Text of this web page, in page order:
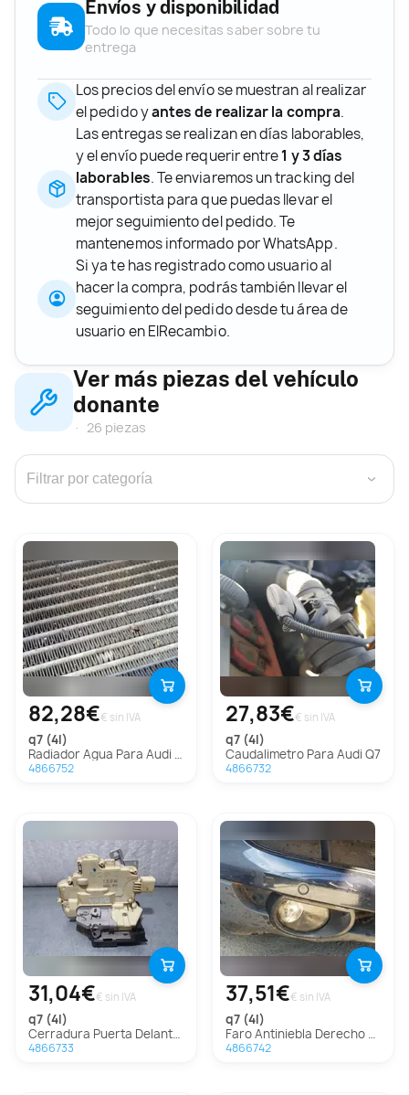
Envíos y disponibilidad
Todo lo que necesitas saber sobre tu
entrega
Los precios del envío se muestran al realizar
el pedido yantes de realizar la compra.
Las entregas se realizan en días laborables,
y el envío puede requerir entre1 y 3 días
laborables. Te enviaremos un tracking del
transportista para que puedas llevar el
mejor seguimiento del pedido. Te
mantenemos informado por WhatsApp.
Si ya te has registrado como usuario al
hacer la compra, podrás también llevar el
seguimiento del pedido desde tu área de
usuario en ElRecambio.
Ver más piezas del vehículo
donante
26 piezas
›
82,28€€ sin IVA
q7 (4l)
Radiador Agua Para Audi Q7
4866752
27,83€€ sin IVA
q7 (4l)
Caudalimetro Para Audi Q7
4866732
31,04€€ sin IVA
q7 (4l)
Cerradura Puerta Delantera Derecha Para Audi Q7
4866733
37,51€€ sin IVA
q7 (4l)
Faro Antiniebla Derecho Para Audi Q7
4866742